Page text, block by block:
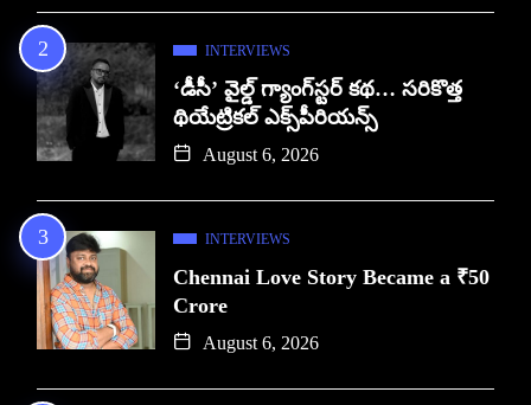
INTERVIEWS
‘డీసీ’ వైల్డ్ గ్యాంగ్‌స్టర్ కథ… సరికొత్త
థియేట్రికల్ ఎక్స్‌పీరియన్స్
August 6, 2026
INTERVIEWS
Chennai Love Story Became a ₹50
Crore
August 6, 2026